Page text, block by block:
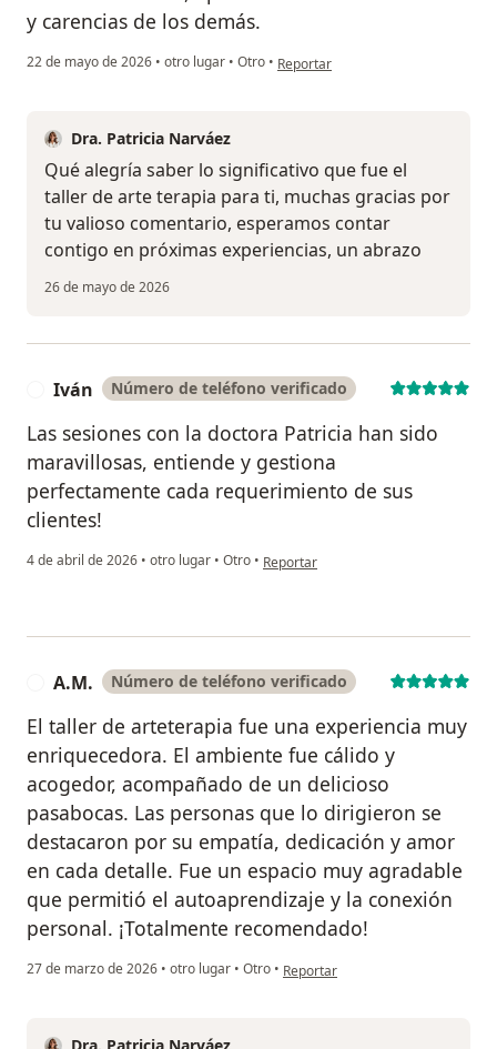
y carencias de los demás.
22 de mayo de 2026 • otro lugar • Otro • en opinión del usuario Melissa H
Reportar
Dra. Patricia Narváez
Qué alegría saber lo significativo que fue el
taller de arte terapia para ti, muchas gracias por
tu valioso comentario, esperamos contar
contigo en próximas experiencias, un abrazo
26 de mayo de 2026
Iván Número de teléfono verificado
Las sesiones con la doctora Patricia han sido
maravillosas, entiende y gestiona
perfectamente cada requerimiento de sus
clientes!
4 de abril de 2026 • otro lugar • Otro • en opinión del usuario Iván
Reportar
A.M. Número de teléfono verificado
El taller de arteterapia fue una experiencia muy
enriquecedora. El ambiente fue cálido y
acogedor, acompañado de un delicioso
pasabocas. Las personas que lo dirigieron se
destacaron por su empatía, dedicación y amor
en cada detalle. Fue un espacio muy agradable
que permitió el autoaprendizaje y la conexión
personal. ¡Totalmente recomendado!
27 de marzo de 2026 • otro lugar • Otro • en opinión del usuario A.M.
Reportar